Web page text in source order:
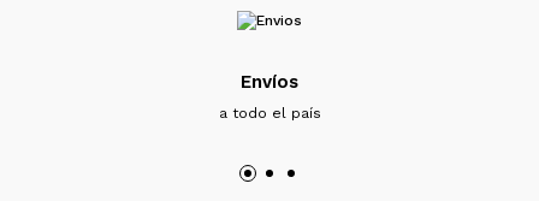
Envíos
a todo el país